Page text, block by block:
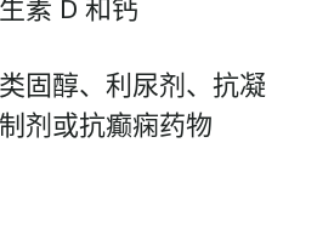
素 D 和钙
固醇、利尿剂、抗凝
剂或抗癫痫药物